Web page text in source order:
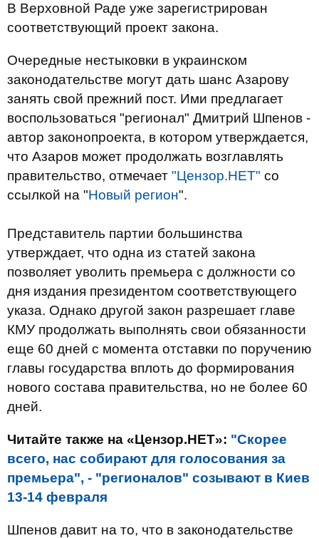
В Верховной Раде уже зарегистрирован
соответствующий проект закона.
Очередные нестыковки в украинском
законодательстве могут дать шанс Азарову
занять свой прежний пост. Ими предлагает
воспользоваться "регионал" Дмитрий Шпенов -
автор законопроекта, в котором утверждается,
что Азаров может продолжать возглавлять
правительство, отмечает "Цензор.НЕТ" со
ссылкой на "Новый регион".
Представитель партии большинства
утверждает, что одна из статей закона
позволяет уволить премьера с должности со
дня издания президентом соответствующего
указа. Однако другой закон разрешает главе
КМУ продолжать выполнять свои обязанности
еще 60 дней с момента отставки по поручению
главы государства вплоть до формирования
нового состава правительства, но не более 60
дней.
Читайте также на «Цензор.НЕТ»: "Скорее
всего, нас собирают для голосования за
премьера", - "регионалов" созывают в Киев
13-14 февраля
Шпенов давит на то, что в законодательстве